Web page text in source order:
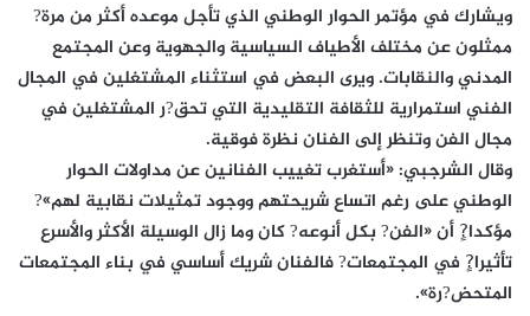
ويشارك في مؤتمر الحوار الوطني الذي تأجل موعده أكثر من مرة?
ممثلون عن مختلف الأطياف السياسية والجهوية وعن المجتمع
المدني والنقابات. ويرى البعض في استثناء المشتغلين في المجال
الفني استمرارية للثقافة التقليدية التي تحق?ر المشتغلين في
مجال الفن وتنظر إلى الفنان نظرة فوقية.
وقال الشرجبي: «أستغرب تغييب الفنانين عن مداولات الحوار
الوطني على رغم اتساع شريحتهم ووجود تمثيلات نقابية لهم»?
مؤكدا?ٍ أن «الفن? بكل أنوعه? كان وما زال الوسيلة الأكثر والأسرع
تأثيرا?ٍ في المجتمعات? فالفنان شريك أساسي في بناء المجتمعات
المتحض?رة».